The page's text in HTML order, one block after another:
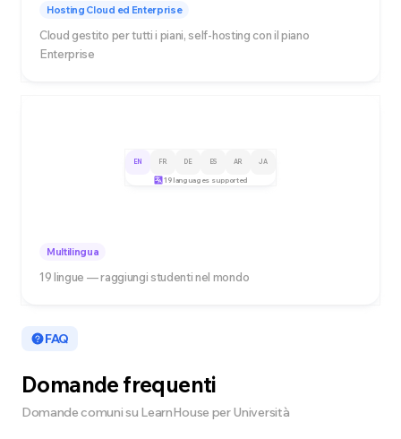
Hosting Cloud ed Enterprise
Cloud gestito per tutti i piani, self-hosting con il piano
Enterprise
EN FR DE ES AR JA
19 languages supported
Multilingua
19 lingue — raggiungi studenti nel mondo
FAQ
Domande frequenti
Domande comuni su LearnHouse per Università